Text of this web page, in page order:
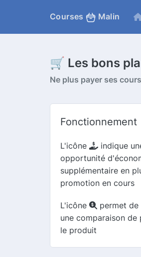
Courses Malin
🛒 Les bons
Ne plus payer ses
Fonctionnement
L'icône
indique
opportunité
supplémentaire en
promotion en cours
L'icône
permet de
une comparaison de
le produit